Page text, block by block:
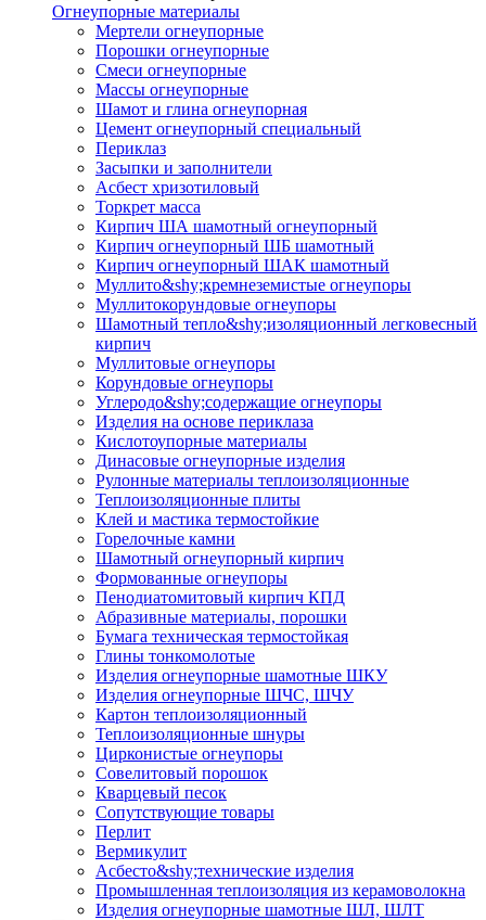
Огнеупорные материалы
Мертели огнеупорные
Порошки огнеупорные
Смеси огнеупорные
Массы огнеупорные
Шамот и глина огнеупорная
Цемент огнеупорный специальный
Периклаз
Засыпки и заполнители
Асбест хризотиловый
Торкрет масса
Кирпич ША шамотный огнеупорный
Кирпич огнеупорный ШБ шамотный
Кирпич огнеупорный ШАК шамотный
Муллито&shy;­кремнеземистые огнеупоры
Муллито­корундовые огнеупоры
Шамотный тепло&shy;изоляционный легковесный
кирпич
Муллитовые огнеупоры
Корундовые огнеупоры
Углеродо&shy;содержащие огнеупоры
Изделия на основе периклаза
Кислотоупорные материалы
Динасовые огнеупорные изделия
Рулонные материалы теплоизоляционные
Тепло­изоляционные плиты
Клей и мастика термостойкие
Горелочные камни
Шамотный огнеупорный кирпич
Формованные огнеупоры
Пенодиатомитовый кирпич КПД
Абразивные материалы, порошки
Бумага техническая термостойкая
Глины тонкомолотые
Изделия огнеупорные шамотные ШКУ
Изделия огнеупорные ШЧС, ШЧУ
Картон теплоизоляционный
Теплоизоляционные шнуры
Цирконистые огнеупоры
Совелитовый порошок
Кварцевый песок
Сопутствующие товары
Перлит
Вермикулит
Асбесто&shy;технические изделия
Промышленная теплоизоляция из керамоволокна
Изделия огнеупорные шамотные ШЛ, ШЛТ